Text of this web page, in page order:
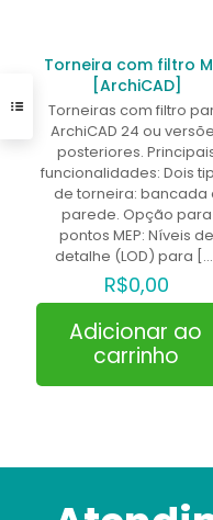
Torneira com filtro
[ArchiCAD]
Torneiras com filtro
ArchiCAD 24 ou
posteriores.
funcionalidades: Dois
de torneira: bancada
parede. Opção para
pontos MEP: Níveis de
detalhe (LOD) para
R$0,00
Adicionar ao
carrinho